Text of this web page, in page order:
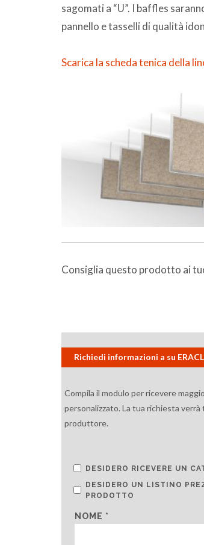
sagomati a “U”. I baffles
pannello e tasselli di qualità
Scarica la scheda tenica della
Consiglia questo prodotto ai
Richiedi informazioni a su
Compila il modulo per ricevere
personalizzato. La tua richiesta
produttore.
DESIDERO RICEVERE UN
DESIDERO UN LISTINO
PRODOTTO
NOME *